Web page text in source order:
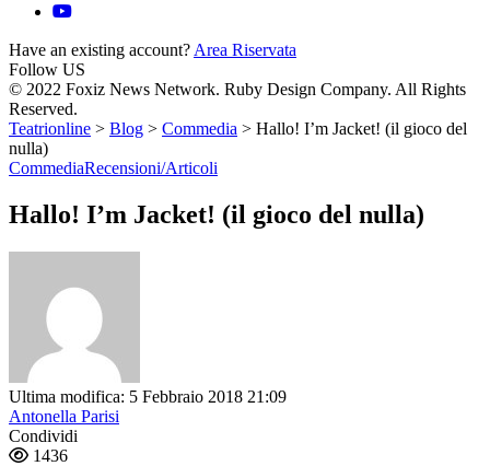
Have an existing account? Area Riservata
Follow US
© 2022 Foxiz News Network. Ruby Design Company. All Rights
Reserved.
Teatrionline > Blog > Commedia > Hallo! I’m Jacket! (il gioco del
nulla)
CommediaRecensioni/Articoli
Hallo! I’m Jacket! (il gioco del nulla)
Ultima modifica: 5 Febbraio 2018 21:09
Antonella Parisi
Condividi
1436